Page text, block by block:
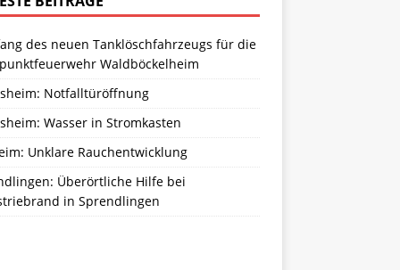
des neuen Tanklöschfahrzeugs für die
Waldböckelheim
Notfalltüröffnung
Wasser in Stromkasten
Unklare Rauchentwicklung
Überörtliche Hilfe bei
in Sprendlingen